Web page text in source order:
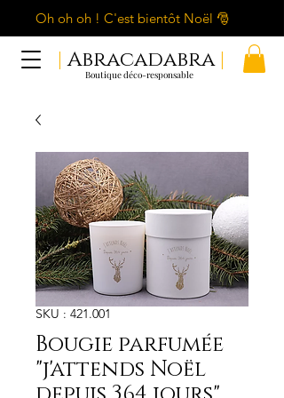
Oh oh oh ! C'est bientôt Noël 🎅
| Abracadabra |
Boutique déco-responsable
SKU : 421.001
Bougie parfumée
"j'attends Noël